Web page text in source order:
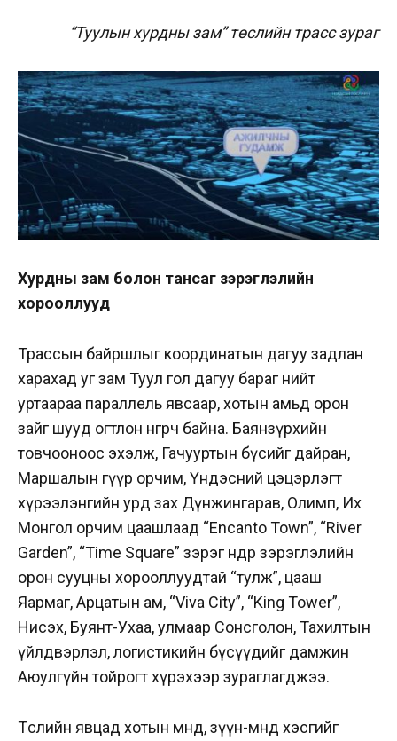
“Туулын хурдны зам” төслийн трасс зураг
Хурдны зам болон тансаг зэрэглэлийн
хорооллууд
Трассын байршлыг координатын дагуу задлан
харахад уг зам Туул гол дагуу бараг нийт
уртаараа параллель явсаар, хотын амьд орон
зайг шууд огтлон өнгөрч байна. Баянзүрхийн
товчооноос эхэлж, Гачууртын бүсийг дайран,
Маршалын гүүр орчим, Үндэсний цэцэрлэгт
хүрээлэнгийн урд зах Дүнжингарав, Олимп, Их
Монгол орчим цаашлаад “Encanto Town”, “River
Garden”, “Time Square” зэрэг өндөр зэрэглэлийн
орон сууцны хорооллуудтай “тулж”, цааш
Яармаг, Арцатын ам, “Viva City”, “King Tower”,
Нисэх, Буянт-Ухаа, улмаар Сонсголон, Тахилтын
үйлдвэрлэл, логистикийн бүсүүдийг дамжин
Аюулгүйн тойрогт хүрэхээр зураглагджээ.
Төслийн явцад хотын өмнөд, зүүн-өмнөд хэсгийг